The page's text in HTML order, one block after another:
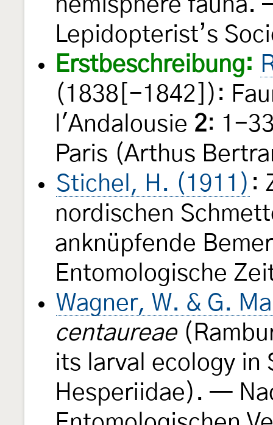
hemisphere fauna.
Lepidopterist’s
Erstbeschreibung:
(1838[-1842]):
l'Andalousie 2: 1-
Paris (Arthus
Stichel, H. (1911) :
nordischen
anknüpfende
Entomologische
Wagner, W. & G.
centaureae
its larval ecology in
Hesperiidae). —